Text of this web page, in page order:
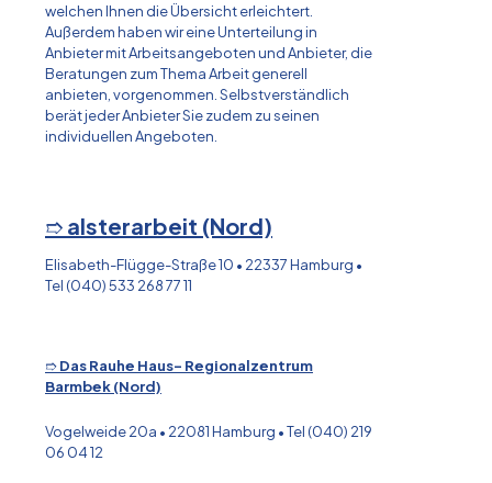
welchen Ihnen die Übersicht erleichtert.
Außerdem haben wir eine Unterteilung in
Anbieter mit Arbeitsangeboten und Anbieter, die
Beratungen zum Thema Arbeit generell
anbieten, vorgenommen. Selbstverständlich
berät jeder Anbieter Sie zudem zu seinen
individuellen Angeboten.
➱ alsterarbeit (Nord)
Elisabeth-Flügge-Straße 10 • 22337 Hamburg •
Tel (040) 533 268 77 11
➱Das Rauhe Haus- Regionalzentrum
Barmbek (Nord)
Vogelweide 20a • 22081 Hamburg • Tel (040) 219
06 04 12